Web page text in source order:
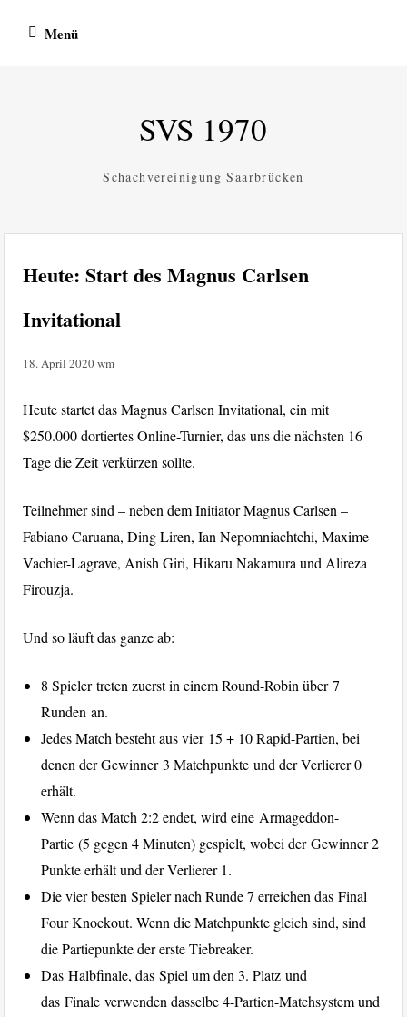
Inhalt Menü
SVS 1970
Schachvereinigung Saarbrücken
Heute: Start des Magnus Carlsen
Invitational
18. April 2020wm
Heute startet das Magnus Carlsen Invitational, ein mit
$250.000 dortiertes Online-Turnier, das uns die nächsten 16
Tage die Zeit verkürzen sollte.
Teilnehmer sind – neben dem Initiator Magnus Carlsen –
Fabiano Caruana, Ding Liren, Ian Nepomniachtchi, Maxime
Vachier-Lagrave, Anish Giri, Hikaru Nakamura und Alireza
Firouzja.
Und so läuft das ganze ab:
8 Spieler treten zuerst in einem Round-Robin über 7
Runden an.
Jedes Match besteht aus vier 15 + 10 Rapid-Partien, bei
denen der Gewinner 3 Matchpunkte und der Verlierer 0
erhält.
Wenn das Match 2:2 endet, wird eine Armageddon-
Partie (5 gegen 4 Minuten) gespielt, wobei der Gewinner 2
Punkte erhält und der Verlierer 1.
Die vier besten Spieler nach Runde 7 erreichen das Final
Four Knockout. Wenn die Matchpunkte gleich sind, sind
die Partiepunkte der erste Tiebreaker.
Das Halbfinale, das Spiel um den 3. Platz und
das Finale verwenden dasselbe 4-Partien-Matchsystem und